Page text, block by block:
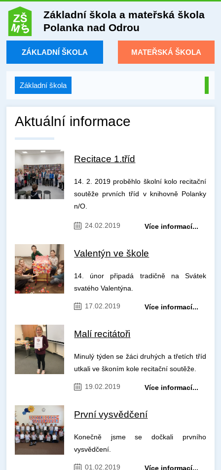
Základní škola a mateřská škola
Polanka nad Odrou
ZÁKLADNÍ ŠKOLA MATEŘSKÁ ŠKOLA
Základní škola
Aktuální informace
Recitace 1.tříd
14. 2. 2019 proběhlo školní kolo recitační
soutěže prvních tříd v knihovně Polanky
n/O.
24.02.2019 Více informací...
Valentýn ve škole
14. únor připadá tradičně na Svátek
svatého Valentýna.
17.02.2019 Více informací...
Malí recitátoři
Minulý týden se žáci druhých a třetích tříd
utkali ve škoním kole recitační soutěže.
19.02.2019 Více informací...
První vysvědčení
Konečně jsme se dočkali prvního
vysvědčení.
01.02.2019 Více informací...